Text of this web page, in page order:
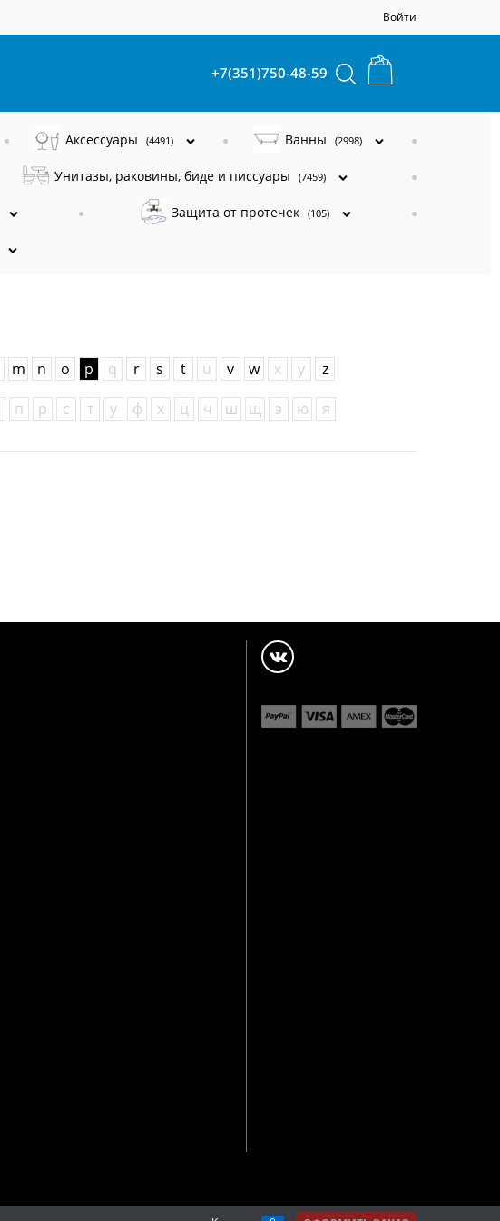
Войти
+7(351)750-48-59
Аксессуары (4491) Ванны (2998)
Унитазы, раковины, биде и писсуары (7459)
Защита от протечек (105)
m n o p q r s t u v w x y
z
п р с т у ф х ц ч ш щ э ю я